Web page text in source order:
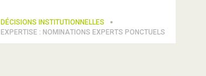
DÉCISIONS INSTITUTIONNELLES
EXPERTISE : NOMINATIONS EXPERTS PONCTUELS